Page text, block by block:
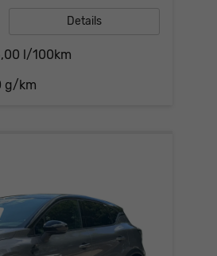
Details
l/100km
g/km